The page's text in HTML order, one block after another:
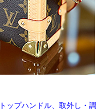
ップハンドル、取外し・調